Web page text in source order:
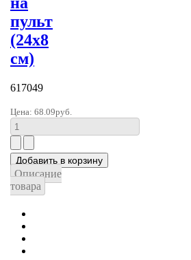
пульт
(24х8
см)
617049
Цена: 68.09руб.
Описание
товара